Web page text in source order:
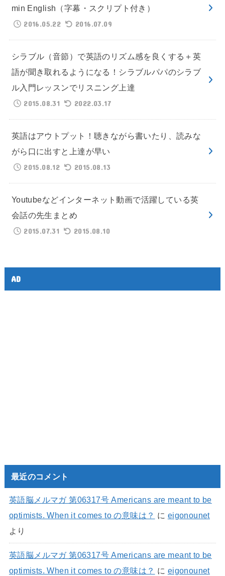
min English（字幕・スクリプト付き）
2016.05.22
2016.07.09
シラブル（音節）で英語のリズム感を良くする＋英
語が聞き取れるようになる！シラブルパパのシラブ
ル入門レッスンでリスニング上達
2015.08.31
2022.03.17
英語はアウトプット！聴きながら書いたり、読みな
がら口に出すと上達が早い
2015.08.12
2015.08.13
Youtubeなどインターネット動画で活躍している英
会話の先生まとめ
2015.07.31
2015.08.10
AD
最近のコメント
英語脳メルマガ 第06317号 Americans are meant to be
optimists. When it comes to の意味は？ に eigonounet
より
英語脳メルマガ 第06317号 Americans are meant to be
optimists. When it comes to の意味は？ に eigonounet